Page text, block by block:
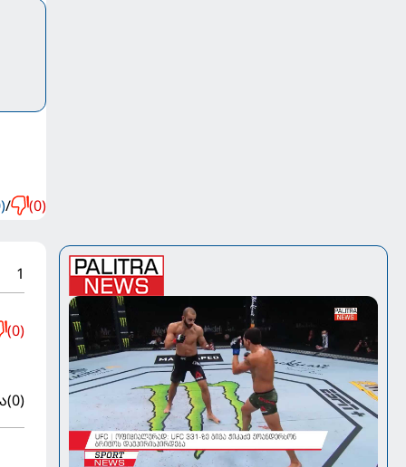
/ (0)
1
(0)
(0)